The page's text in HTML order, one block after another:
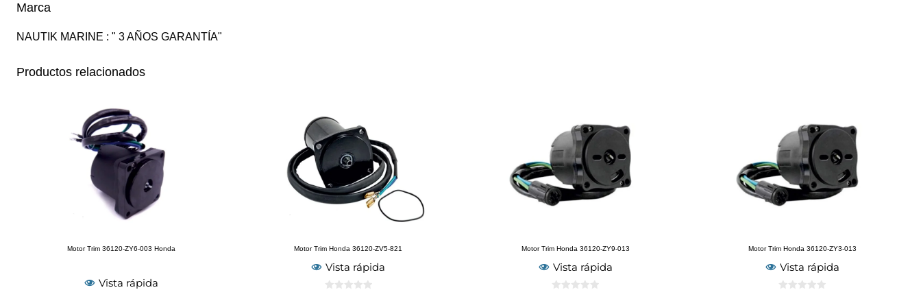
Marca
NAUTIK MARINE : " 3 AÑOS GARANTÍA"
Productos relacionados
Motor Trim 36120-ZY6-003 Honda
Vista rápida
Motor Trim Honda 36120-ZV5-821
Vista rápida
Motor Trim Honda 36120-ZY9-013
Vista rápida
Motor Trim Honda 36120-ZY3-013
Vista rápida